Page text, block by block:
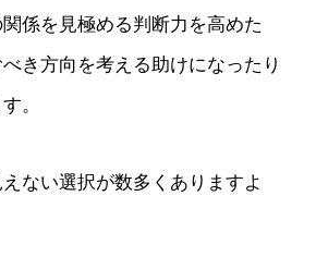
係を見極める判断力を高めた
き方向を考える助けになったり
。
ない選択が数多くありますよ